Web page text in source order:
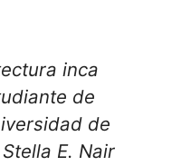
inca
de
de
E. Nair